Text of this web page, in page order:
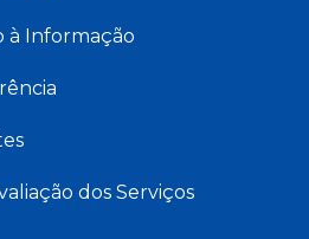
à Informação
dos Serviços